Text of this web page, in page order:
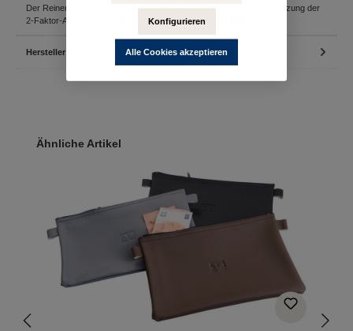
Der Reiner SCT Authenticator ist die unabhängige Hardware zur Nutzung der
2-Faktor-AuthentisierungDie einzelne Benutzung e…
Hersteller
Produktgalerie überspringen
Ähnliche Artikel
Konfigurieren
Alle Cookies akzeptieren